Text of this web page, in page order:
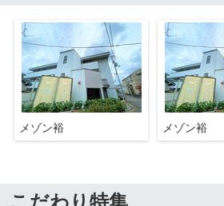
メゾン裕 メゾン裕
こだわり特集